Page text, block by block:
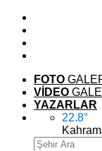
FOTO
VİDEO
YAZARLAR
22.8°